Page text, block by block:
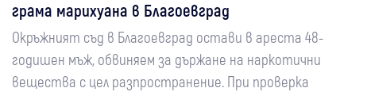
грама марихуана в Благоевград
Окръжният съд в Благоевград остави в ареста 48-
годишен мъж, обвиняем за държане на наркотични
вещества с цел разпространение. При проверка